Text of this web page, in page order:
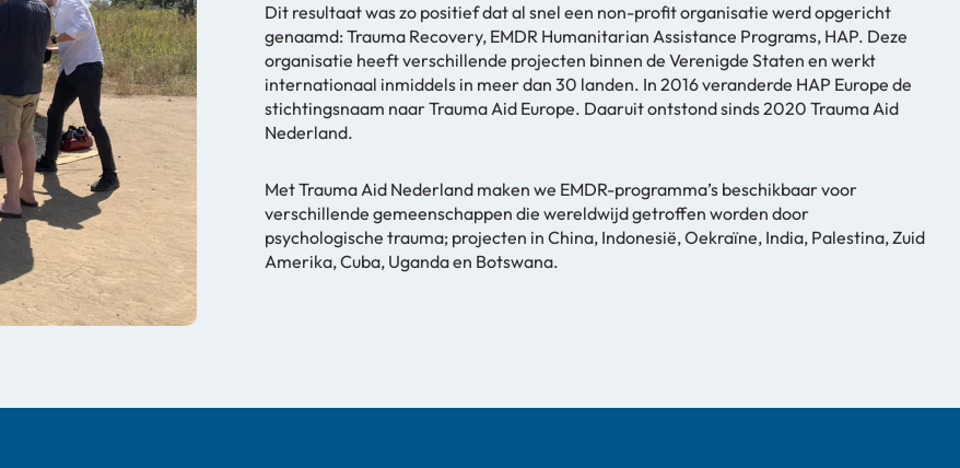
Dit resultaat was zo positief dat al snel een non-profit organisatie werd opgericht
genaamd: Trauma Recovery, EMDR Humanitarian Assistance Programs, HAP. Deze
organisatie heeft verschillende projecten binnen de Verenigde Staten en werkt
internationaal inmiddels in meer dan 30 landen. In 2016 veranderde HAP Europe de
stichtingsnaam naar Trauma Aid Europe. Daaruit ontstond sinds 2020 Trauma Aid
Nederland.
Met Trauma Aid Nederland maken we EMDR-programma’s beschikbaar voor
verschillende gemeenschappen die wereldwijd getroffen worden door
psychologische trauma; projecten in China, Indonesië, Oekraïne, India, Palestina, Zuid
Amerika, Cuba, Uganda en Botswana.